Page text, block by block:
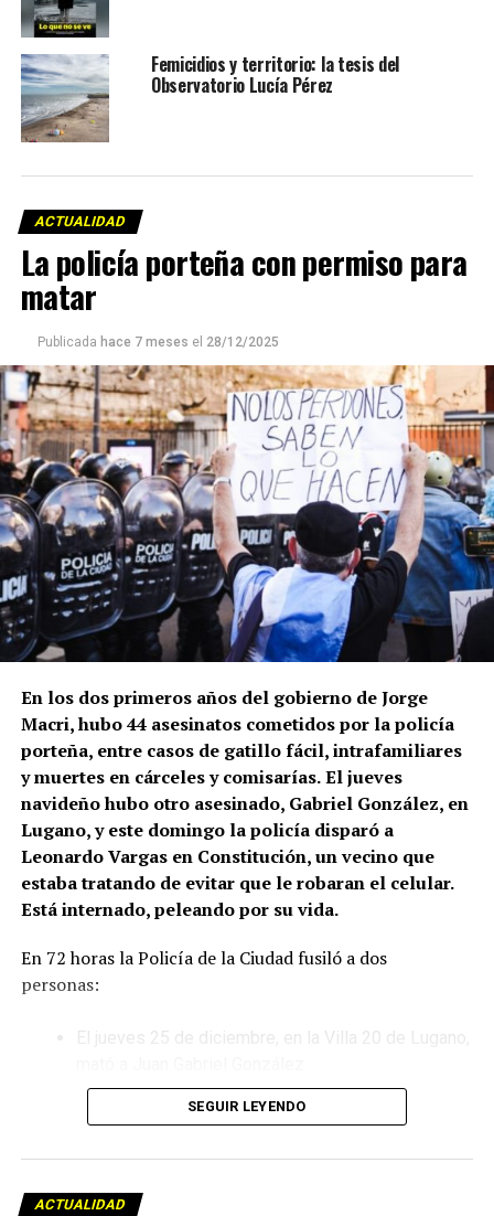
Femicidios y territorio: la tesis del
Observatorio Lucía Pérez
ACTUALIDAD
La policía porteña con permiso para
matar
Publicada hace 7 meses el 28/12/2025
En los dos primeros años del gobierno de Jorge
Macri, hubo 44 asesinatos cometidos por la policía
porteña, entre casos de gatillo fácil, intrafamiliares
y muertes en cárceles y comisarías.El jueves
navideño hubo otro asesinado, Gabriel González, en
Lugano, y este domingo la policía disparó a
Leonardo Vargas en Constitución, un vecino que
estaba tratando de evitar que le robaran el celular.
Está internado, peleando por su vida.
En 72 horas la Policía de la Ciudad fusiló a dos
personas:
El jueves 25 de diciembre, en la Villa 20 de Lugano,
Este domingo 28 de diciembre, en el barrio porteño
ahora lucha por su vida en el hospital Ramos Mejía.
SEGUIR LEYENDO
ACTUALIDAD